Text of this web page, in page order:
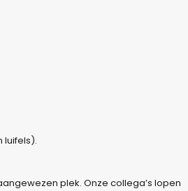
luifels).
plek. Onze collega’s lopen